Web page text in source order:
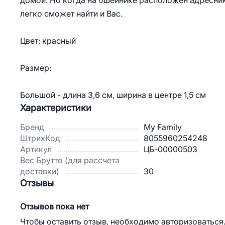
легко сможет найти и Вас.
Цвет: красный
Размер:
Большой - длина 3,6 см, ширина в центре 1,5 см
Характеристики
Бренд
My Family
ШтрихКод
8055960254248
Артикул
ЦБ-00000503
Вес Брутто (для рассчета
доставки)
30
Отзывы
Отзывов пока нет
Чтобы оставить отзыв, необходимо авторизоваться.